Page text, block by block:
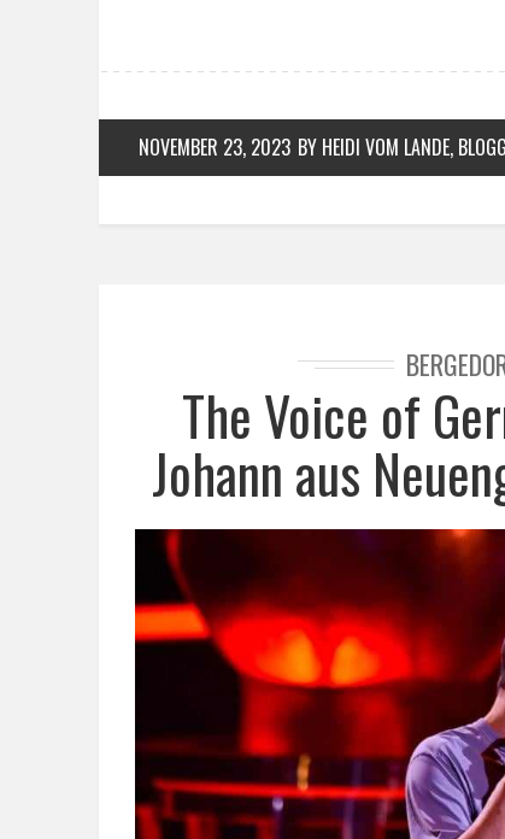
NOVEMBER 23, 2023 BY HEIDI VOM LANDE,
The Voice of
Johann aus